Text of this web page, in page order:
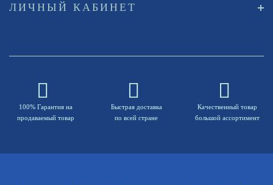
ЛИЧНЫЙ КАБИНЕТ
100% Гарантия на
продаваемый товар
Быстрая доставка
по всей стране
Качественный товар
большой ассортимент